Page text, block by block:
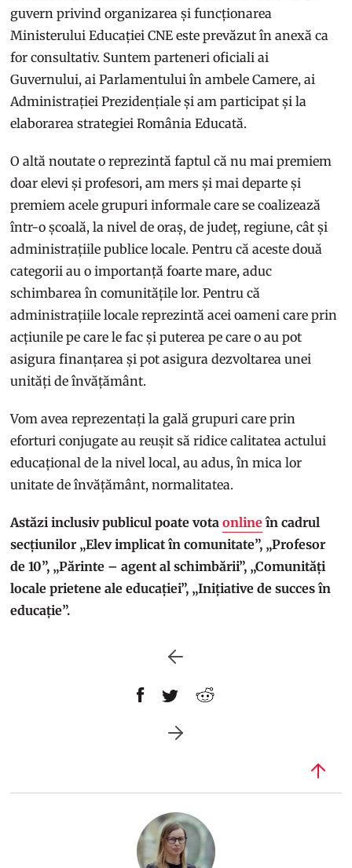
guvern privind organizarea și funcționarea
Ministerului Educației CNE este prevăzut în anexă ca
for consultativ. Suntem parteneri oficiali ai
Guvernului, ai Parlamentului în ambele Camere, ai
Administrației Prezidențiale și am participat și la
elaborarea strategiei România Educată.
O altă noutate o reprezintă faptul că nu mai premiem
doar elevi și profesori, am mers și mai departe și
premiem acele grupuri informale care se coalizează
într-o școală, la nivel de oraș, de județ, regiune, cât și
administrațiile publice locale. Pentru că aceste două
categorii au o importanță foarte mare, aduc
schimbarea în comunitățile lor. Pentru că
administrațiile locale reprezintă acei oameni care prin
acțiunile pe care le fac și puterea pe care o au pot
asigura finanțarea și pot asigura dezvoltarea unei
unități de învățământ.
Vom avea reprezentați la gală grupuri care prin
eforturi conjugate au reușit să ridice calitatea actului
educațional de la nivel local, au adus, în mica lor
unitate de învățământ, normalitatea.
Astăzi inclusiv publicul poate votaonline în cadrul
secțiunilor „Elev implicat în comunitate”, „Profesor
de 10”, „Părinte – agent al schimbării”, „Comunități
locale prietene ale educației”, „Inițiative de succes în
educație”.